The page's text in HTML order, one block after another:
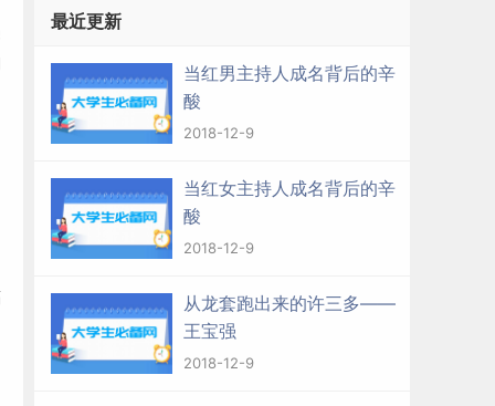
最近更新
当红男主持人成名背后的辛
酸
2018-12-9
当红女主持人成名背后的辛
酸
2018-12-9
从龙套跑出来的许三多——
王宝强
2018-12-9